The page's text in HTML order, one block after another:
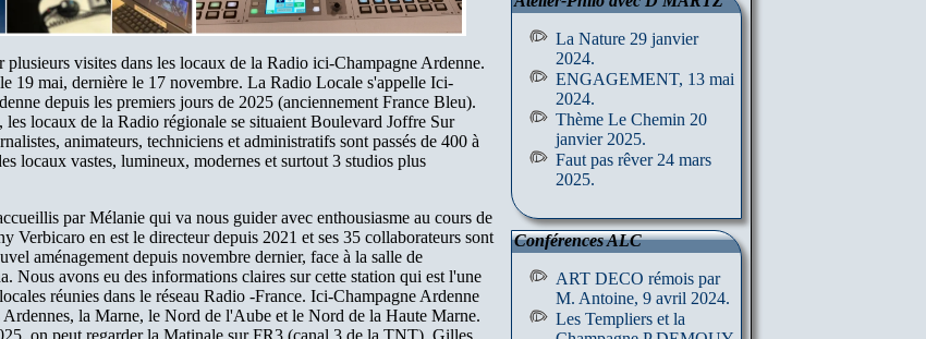
La Nature 29 janvier
2024.
ENGAGEMENT, 13 mai
2024.
Thème Le Chemin 20
janvier 2025.
Faut pas rêver 24 mars
2025.
Conférences ALC
ART DECO rémois par
M. Antoine, 9 avril 2024.
Les Templiers et la
plusieurs visites dans les locaux de la Radio ici-Champagne Ardenne.
19 mai, dernière le 17 novembre. La Radio Locale s'appelle Ici-
depuis les premiers jours de 2025 (anciennement France Bleu).
les locaux de la Radio régionale se situaient Boulevard Joffre Sur
animateurs, techniciens et administratifs sont passés de 400 à
locaux vastes, lumineux, modernes et surtout 3 studios plus
par Mélanie qui va nous guider avec enthousiasme au cours de
Verbicaro en est le directeur depuis 2021 et ses 35 collaborateurs sont
aménagement depuis novembre dernier, face à la salle de
Nous avons eu des informations claires sur cette station qui est l'une
réunies dans le réseau Radio -France. Ici-Champagne Ardenne
Ardennes, la Marne, le Nord de l'Aube et le Nord de la Haute Marne.